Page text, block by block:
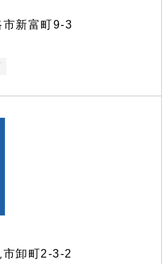
新富町9-3
卸町2-3-2